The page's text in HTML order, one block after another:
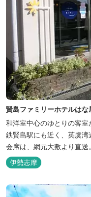
賢島ファミリーホテルはな
和洋室中心のゆとりの客
鉄賢島駅にも近く、英虞
会席は、網元大敷より直送
伊勢志摩